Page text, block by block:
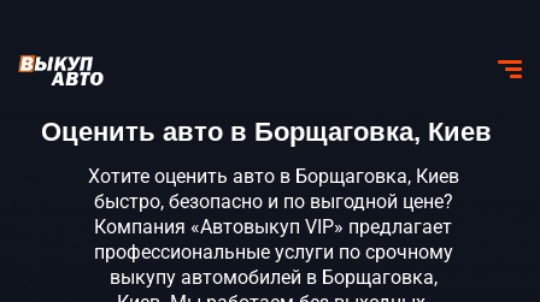
Оценить авто в Борщаговка, Киев
Хотите оценить авто в Борщаговка, Киев
быстро, безопасно и по выгодной цене?
Компания «Автовыкуп VIP» предлагает
профессиональные услуги по срочному
выкупу автомобилей в Борщаговка,